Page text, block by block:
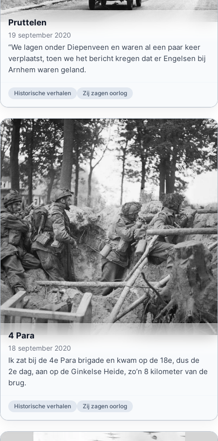
Pruttelen
19 september 2020
“We lagen onder Diepenveen en waren al een paar keer
verplaatst, toen we het bericht kregen dat er Engelsen bij
Arnhem waren geland.
Historische verhalen Zij zagen oorlog
4 Para
18 september 2020
Ik zat bij de 4e Para brigade en kwam op de 18e, dus de
2e dag, aan op de Ginkelse Heide, zo’n 8 kilometer van de
brug.
Historische verhalen Zij zagen oorlog